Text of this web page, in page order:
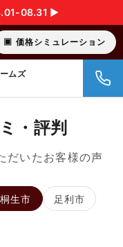
08.31 ▶︎
価格シミュレーション
ムズ
・評判
だいたお客様の声
桐生市 足利市